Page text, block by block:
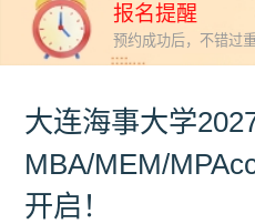
报名提醒
预约成功后，不错过
大连海事大学
MBA/MEM/
开启！